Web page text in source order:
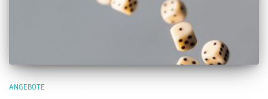
ANGEBOTE